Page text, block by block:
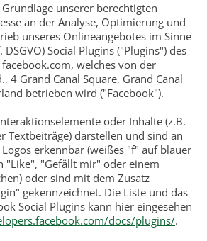
unserer berechtigten
an der Analyse, Optimierung und
unseres Onlineangebotes im Sinne
Social Plugins ("Plugins") des
welches von der
4 Grand Canal Square, Grand Canal
betrieben wird ("Facebook").
oder Inhalte (z.B.
Textbeiträge) darstellen und sind an
erkennbar (weißes "f" auf blauer
"Like", "Gefällt mir" oder einem
oder sind mit dem Zusatz
gekennzeichnet. Die Liste und das
Social Plugins kann hier eingesehen
docs/plugins/.